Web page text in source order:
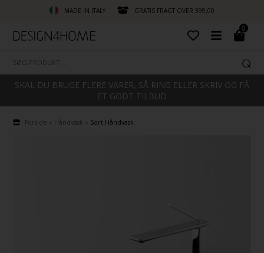
MADE IN ITALY GRATIS FRAGT OVER 399,00
0
SKAL DU BRUGE FLERE VARER, SÅ RING ELLER SKRIV OG FÅ
ET GODT TILBUD
Forside Håndvask Sort Håndvask